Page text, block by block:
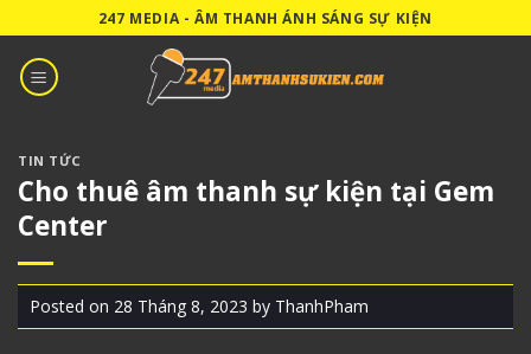
to
content
247 MEDIA - ÂM THANH ÁNH SÁNG SỰ KIỆN
TIN TỨC
Cho thuê âm thanh sự kiện tại Gem
Center
Posted on 28 Tháng 8, 2023 by ThanhPham